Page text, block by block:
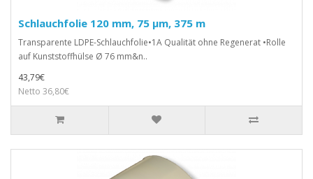
Schlauchfolie 120 mm, 75 µm, 375 m
Transparente LDPE-Schlauchfolie•1A Qualität ohne Regenerat •Rolle
auf Kunststoffhülse Ø 76 mm&n..
43,79€
Netto 36,80€